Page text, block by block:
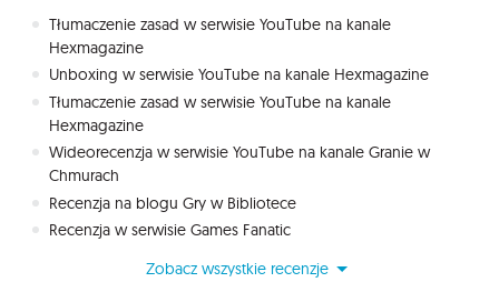
Tłumaczenie zasad w serwisie YouTube na kanale
Hexmagazine
Unboxing w serwisie YouTube na kanale Hexmagazine
Tłumaczenie zasad w serwisie YouTube na kanale
Hexmagazine
Wideorecenzja w serwisie YouTube na kanale Granie w
Chmurach
Recenzja na blogu Gry w Bibliotece
Recenzja w serwisie Games Fanatic
Zobacz wszystkie recenzje